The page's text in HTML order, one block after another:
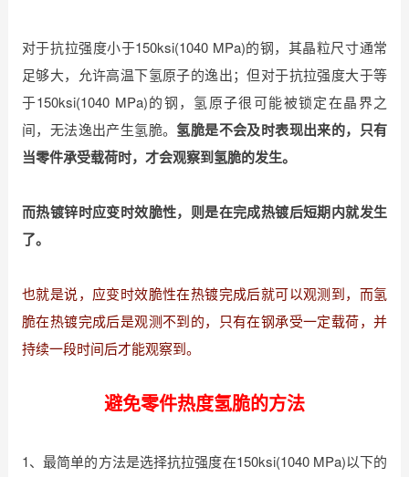
对于抗拉强度小于150ksi(1040 MPa)的钢，其晶粒尺寸通常
足够大，允许高温下氢原子的逸出；但对于抗拉强度大于等
于150ksi(1040 MPa)的钢，氢原子很可能被锁定在晶界之
间，无法逸出产生氢脆。 氢脆是不会及时表现出来的，只有
当零件承受载荷时，才会观察到氢脆的发生。
而热镀锌时应变时效脆性，则是在完成热镀后短期内就发生
了。
也就是说，应变时效脆性在热镀完成后就可以观测到，而氢
脆在热镀完成后是观测不到的，只有在钢承受一定载荷，并
持续一段时间后才能观察到。
避免零件热度氢脆的方法
1、最简单的方法是选择抗拉强度在150ksi(1040 MPa)以下的